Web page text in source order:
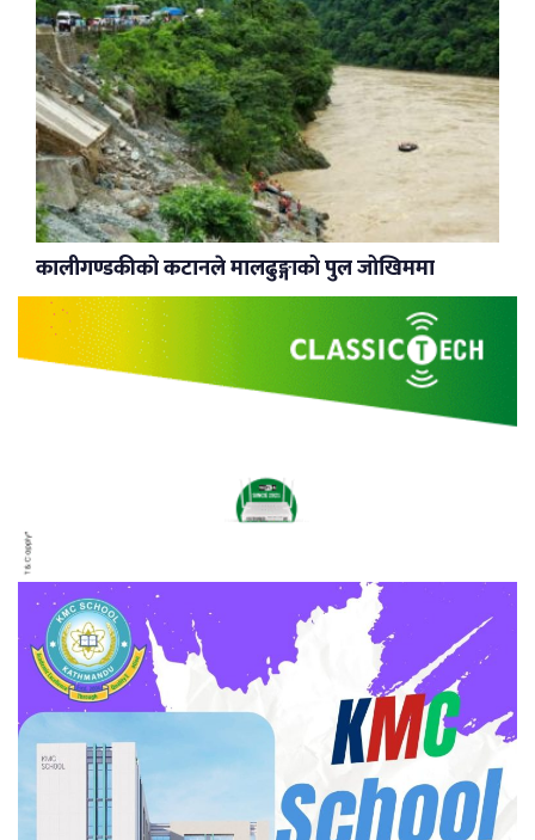
कालीगण्डकीको कटानले मालढुङ्गाको पुल जोखिममा